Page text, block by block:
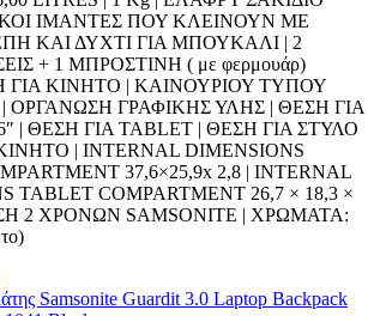
ΙΜΑΝΤΕΣ ΠΟΥ ΚΛΕΙΝΟΥΝ ΜΕ
ΚΑΙ ΔΥΧΤΙ ΓΙΑ ΜΠΟΥΚΑΛΙ | 2
+ 1 ΜΠΡΟΣΤΙΝΗ ( με φερμουάρ)
ΓΙΑ ΚΙΝΗΤΟ | ΚΑΙΝΟΥΡΙΟΥ ΤΥΠΟΥ
ΟΡΓΑΝΩΣΗ ΓΡΑΦΙΚΗΣ ΥΛΗΣ | ΘΕΣΗ ΓΙΑ
| ΘΕΣΗ ΓΙΑ TABLET | ΘΕΣΗ ΓΙΑ ΣΤΥΛΟ
| INTERNAL DIMENSIONS
37,6×25,9x 2,8 | INTERNAL
TABLET COMPARTMENT 26,7 × 18,3 ×
2 ΧΡΟΝΩΝ SAMSONITE | ΧΡΩΜΑΤΑ: